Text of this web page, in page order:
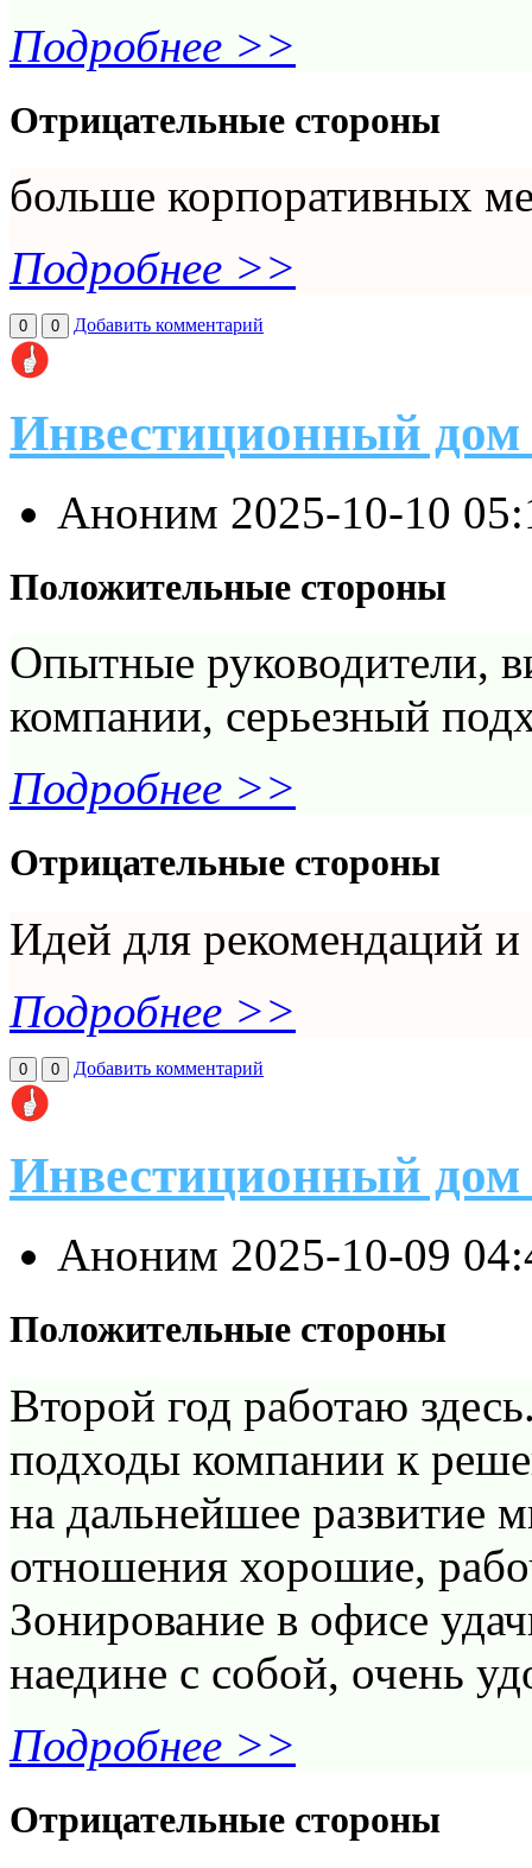
Подробнее >>
Отрицательные стороны
больше корпоративных
Подробнее >>
0 0 Добавить комментарий
Инвестиционный дом
Аноним 2025-10-10
Положительные стороны
Опытные руководители,
компании, серьезный
Подробнее >>
Отрицательные стороны
Идей для рекомендаций и
Подробнее >>
0 0 Добавить комментарий
Инвестиционный дом
Аноним 2025-10-09
Положительные стороны
Второй год работаю
подходы компании к
на дальнейшее развитие
отношения хорошие,
Зонирование в офисе
наедине с собой, очень
Подробнее >>
Отрицательные стороны